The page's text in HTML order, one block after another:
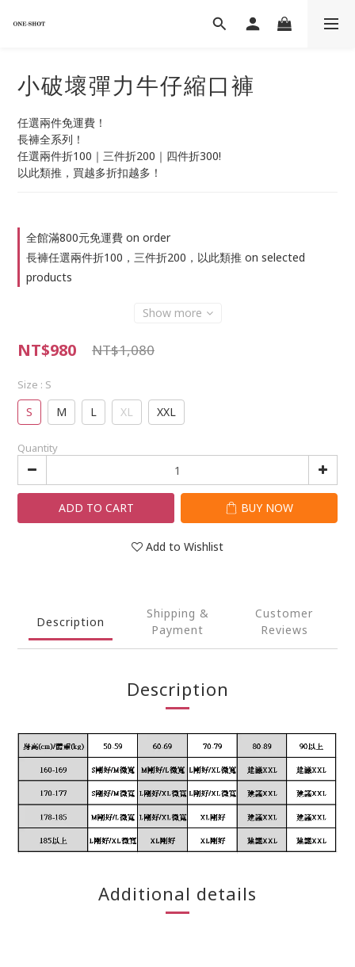
小破壞彈力牛仔縮口褲
任選兩件免運費！
長褲全系列！
任選兩件折100｜三件折200｜四件折300!
以此類推，買越多折扣越多！
全館滿800元免運費 on order
長褲任選兩件折100，三件折200，以此類推 on selected
products
Show more
NT$980 NT$1,080
Size : S
S M L XL XXL
Quantity
ADD TO CART BUY NOW
Add to Wishlist
Description
Shipping &
Payment
Customer
Reviews
Description
Additional details